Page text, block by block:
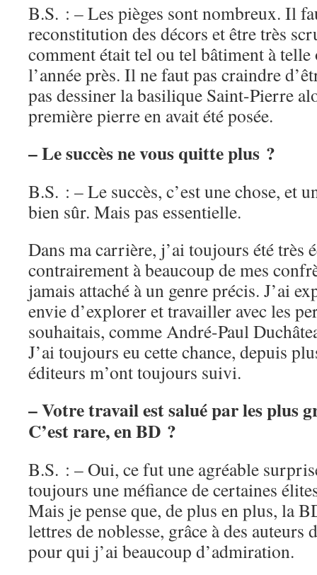
B.S. : – Les pièges sont nombreux. Il
reconstitution des décors et être très
comment était tel ou tel bâtiment à telle
l’année près. Il ne faut pas craindre
pas dessiner la basilique Saint-Pierre
première pierre en avait été posée.
– Le succès ne vous quitte plus ?
B.S. : – Le succès, c’est une chose, et
bien sûr. Mais pas essentielle.
Dans ma carrière, j’ai toujours été très
contrairement à beaucoup de mes
jamais attaché à un genre précis. J’ai
envie d’explorer et travailler avec les
souhaitais, comme André-Paul
J’ai toujours eu cette chance, depuis
éditeurs m’ont toujours suivi.
– Votre travail est salué par les plus
C’est rare, en BD ?
B.S. : – Oui, ce fut une agréable
toujours une méfiance de certaines
Mais je pense que, de plus en plus, la
lettres de noblesse, grâce à des auteurs
pour qui j’ai beaucoup d’admiration.